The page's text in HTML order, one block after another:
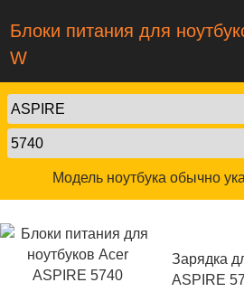
Блоки питания для
W
Модель ноутбука обычно
Зарядка
ASPIRE